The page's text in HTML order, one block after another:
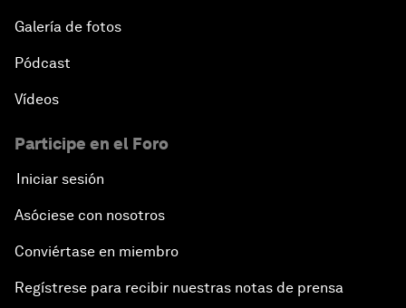
Galería de fotos
Pódcast
Vídeos
Participe en el Foro
Iniciar sesión
Asóciese con nosotros
Conviértase en miembro
Regístrese para recibir nuestras notas de prensa